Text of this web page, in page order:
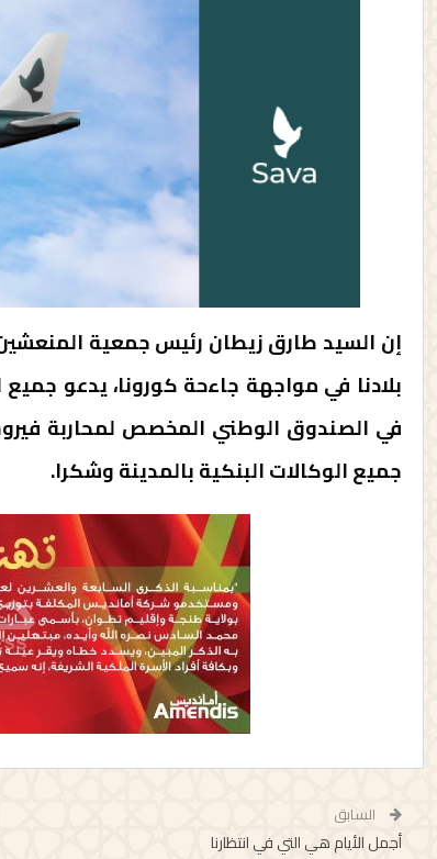
بلادنا في مواجهة جاءحة كورونا، يدعو
جميع الوكالات البنكية بالمدينة وشكرا.
السابق
أجمل الأيام هي التي في انتظارنا